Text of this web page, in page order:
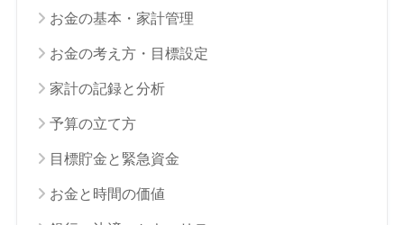
お金の基本・家計管理
お金の考え方・目標設定
家計の記録と分析
予算の立て方
目標貯金と緊急資金
お金と時間の価値